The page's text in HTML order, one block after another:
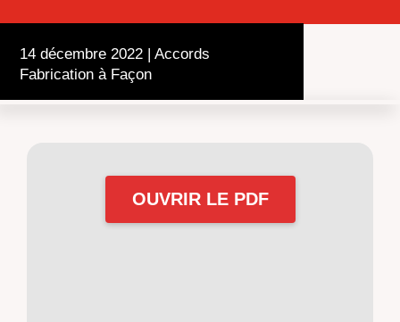
14 décembre 2022 | Accords
Fabrication à Façon
OUVRIR LE PDF